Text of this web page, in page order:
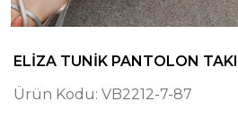
ELIZA TUNIK PANTOLON
Ürün Kodu: VB2212-7-87